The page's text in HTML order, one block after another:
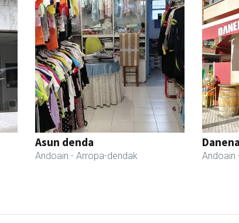
Asun denda
Andoain - Arropa-dendak Andoain